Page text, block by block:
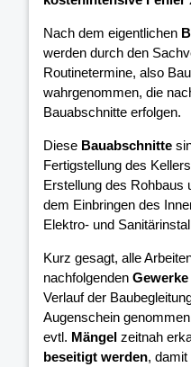
Nach dem eigentlichen
werden durch den
Routinetermine, also
wahrgenommen, die
Bauabschnitte erfolgen.
Diese Bauabschnitte
Fertigstellung des
Erstellung des Rohbaus
dem Einbringen des
Elektro- und
Kurz gesagt, alle
nachfolgenden Gewerke
Verlauf der
Augenschein
evtl. Mängel zeitnah
beseitigt werden,